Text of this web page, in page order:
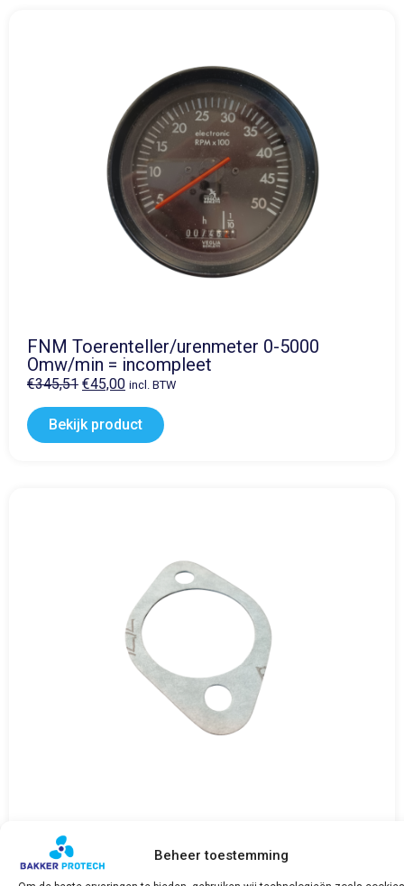
Beheer toestemming
FNM Toerenteller/urenmeter 0-5000
Omw/min = incompleet
€345,51 €45,00 incl. BTW
Bekijk product
FNM Flenspakking
2,17 incl. BTW